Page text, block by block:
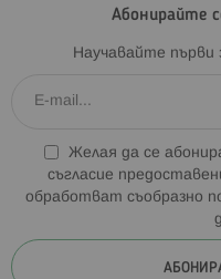
Абонирайте
Научавайте първи
Желая да се
съгласие
обработват съобразно